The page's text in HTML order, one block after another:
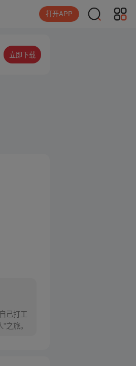
打开APP
立即下载
己打工
旅。